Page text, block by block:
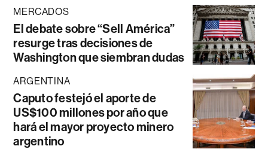
MERCADOS
El debate sobre “Sell América”
resurge tras decisiones de
Washington que siembran dudas
ARGENTINA
Caputo festejó el aporte de
US$100 millones por año que
hará el mayor proyecto minero
argentino